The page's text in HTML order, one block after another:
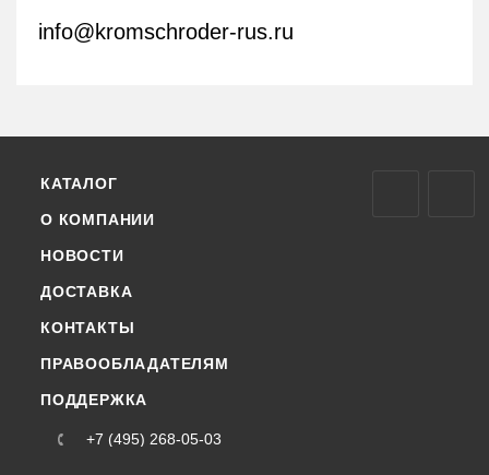
info@kromschroder-rus.ru
КАТАЛОГ
О КОМПАНИИ
НОВОСТИ
ДОСТАВКА
КОНТАКТЫ
ПРАВООБЛАДАТЕЛЯМ
ПОДДЕРЖКА
+7 (495) 268-05-03